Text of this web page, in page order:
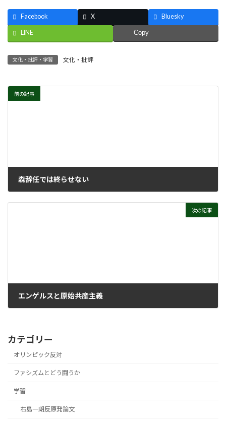
Facebook X Bluesky
LINE Copy
文化・批評・学習 文化・批評
前の記事
森辞任では終らせない
次の記事
エンゲルスと原始共産主義
カテゴリー
オリンピック反対
ファシズムとどう闘うか
学習
右島一朗反原発論文